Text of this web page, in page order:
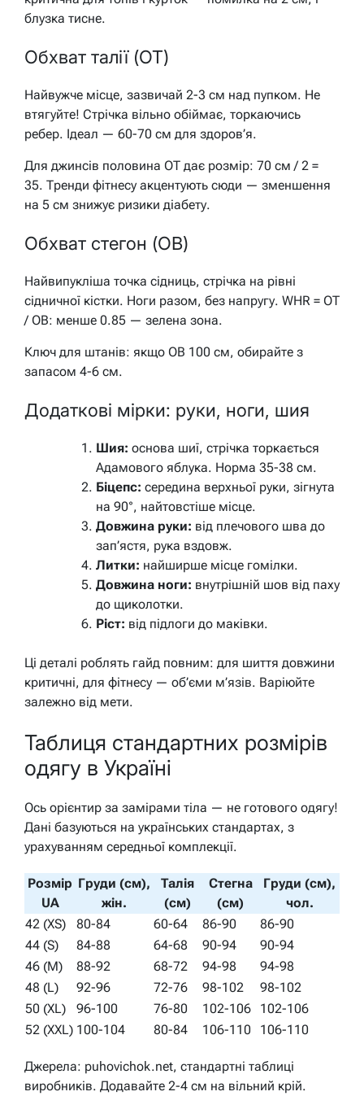
блузка тисне.
Обхват талії (OT)
Найвужче місце, зазвичай 2-3 см над пупком. Не
втягуйте! Стрічка вільно обіймає, торкаючись
ребер. Ідеал — 60-70 см для здоров’я.
Для джинсів половина OT дає розмір: 70 см / 2 =
35. Тренди фітнесу акцентують сюди — зменшення
на 5 см знижує ризики діабету.
Обхват стегон (OB)
Найвипукліша точка сідниць, стрічка на рівні
сідничної кістки. Ноги разом, без напругу. WHR = OT
/ OB: менше 0.85 — зелена зона.
Ключ для штанів: якщо OB 100 см, обирайте з
запасом 4-6 см.
Додаткові мірки: руки, ноги, шия
Шия: основа шиї, стрічка торкається
Адамового яблука. Норма 35-38 см.
Біцепс: середина верхньої руки, зігнута
на 90°, найтовстіше місце.
Довжина руки: від плечового шва до
зап’ястя, рука вздовж.
Литки: найширше місце гомілки.
Довжина ноги: внутрішній шов від паху
до щиколотки.
Ріст: від підлоги до маківки.
Ці деталі роблять гайд повним: для шиття довжини
критичні, для фітнесу — об’єми м’язів. Варіюйте
залежно від мети.
Таблиця стандартних розмірів
одягу в Україні
Ось орієнтир за замірами тіла — не готового одягу!
Дані базуються на українських стандартах, з
урахуванням середньої комплекції.
Розмір
UA
Груди (см),
жін.
Талія
(см)
Стегна
(см)
Груди (см),
чол.
42 (XS)
80-84 60-64 86-90
86-90
44 (S)
84-88 64-68 90-94
90-94
46 (M)
88-92 68-72 94-98
94-98
48 (L)
92-96 72-76 98-102
98-102
50 (XL)
96-100 76-80 102-106
102-106
52 (XXL) 100-104 80-84 106-110 106-110
Джерела: puhovichok.net, стандартні таблиці
виробників. Додавайте 2-4 см на вільний крій.